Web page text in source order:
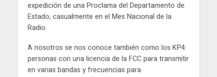
expedición de una Proclama del Departamento de
Estado, casualmente en el Mes Nacional de la
Radio.
A nosotros se nos conoce también como los KP4:
personas con una licencia de la FCC para transmitir
en varias bandas y frecuencias para